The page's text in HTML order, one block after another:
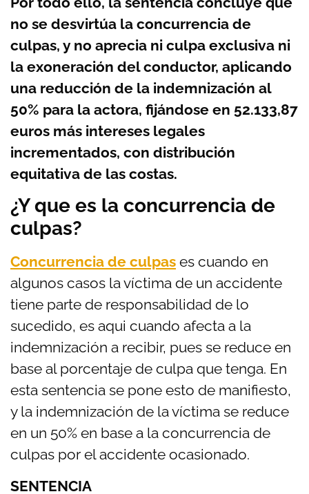
no se desvirtúa la concurrencia de
culpas, y no aprecia ni culpa exclusiva ni
la exoneración del conductor, aplicando
una reducción de la indemnización al
50% para la actora, fijándose en 52.133,87
euros más intereses legales
incrementados, con distribución
equitativa de las costas.
¿Y que es la concurrencia de
culpas?
Concurrencia de culpas es cuando en
algunos casos la víctima de un accidente
tiene parte de responsabilidad de lo
sucedido, es aqui cuando afecta a la
indemnización a recibir, pues se reduce en
base al porcentaje de culpa que tenga. En
esta sentencia se pone esto de manifiesto,
y la indemnización de la víctima se reduce
en un 50% en base a la concurrencia de
culpas por el accidente ocasionado.
SENTENCIA